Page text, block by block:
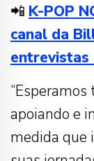
📲 K-POP
canal da
entrevistas
apoiando e
medida que